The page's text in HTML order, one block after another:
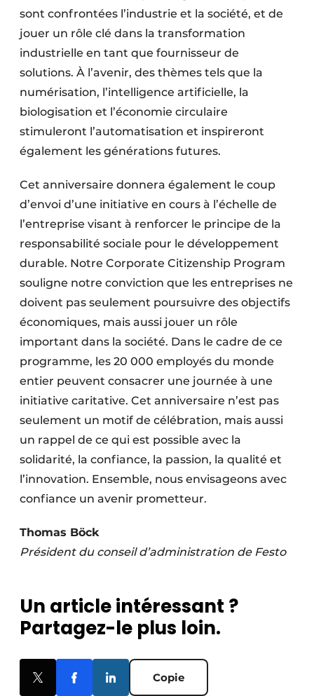
sont confrontées l’industrie et la société, et de
jouer un rôle clé dans la transformation
industrielle en tant que fournisseur de
solutions. À l’avenir, des thèmes tels que la
numérisation, l’intelligence artificielle, la
biologisation et l’économie circulaire
stimuleront l’automatisation et inspireront
également les générations futures.
Cet anniversaire donnera également le coup
d’envoi d’une initiative en cours à l’échelle de
l’entreprise visant à renforcer le principe de la
responsabilité sociale pour le développement
durable. Notre Corporate Citizenship Program
souligne notre conviction que les entreprises ne
doivent pas seulement poursuivre des objectifs
économiques, mais aussi jouer un rôle
important dans la société. Dans le cadre de ce
programme, les 20 000 employés du monde
entier peuvent consacrer une journée à une
initiative caritative. Cet anniversaire n’est pas
seulement un motif de célébration, mais aussi
un rappel de ce qui est possible avec la
solidarité, la confiance, la passion, la qualité et
l’innovation. Ensemble, nous envisageons avec
confiance un avenir prometteur.
Thomas Böck
Président du conseil d’administration de Festo
Un article intéressant ?
Partagez-le plus loin.
Copie